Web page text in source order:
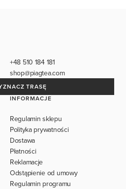
+48 510 184 181
shop@piagtea.com
TRASĘ
INFORMACJE
Regulamin sklepu
Polityka prywatności
Dostawa
Płatności
Reklamacje
Odstąpienie od umowy
Regulamin programu